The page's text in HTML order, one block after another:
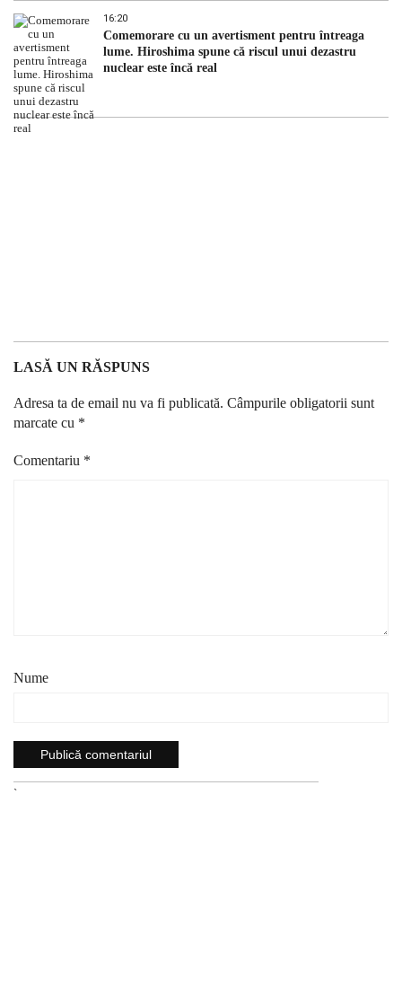
16:20
Comemorare cu un avertisment pentru întreaga
lume. Hiroshima spune că riscul unui dezastru
nuclear este încă real
LASĂ UN RĂSPUNS
Adresa ta de email nu va fi publicată. Câmpurile obligatorii sunt
marcate cu *
Comentariu *
Nume
`